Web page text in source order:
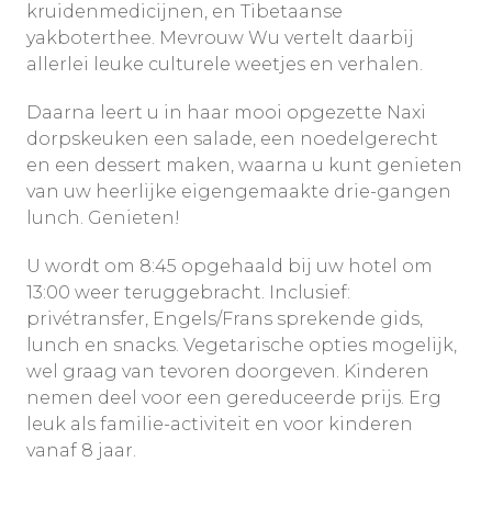
kruidenmedicijnen, en Tibetaanse
yakboterthee. Mevrouw Wu vertelt daarbij
allerlei leuke culturele weetjes en verhalen.
Daarna leert u in haar mooi opgezette Naxi
dorpskeuken een salade, een noedelgerecht
en een dessert maken, waarna u kunt genieten
van uw heerlijke eigengemaakte drie-gangen
lunch. Genieten!
U wordt om 8:45 opgehaald bij uw hotel om
13:00 weer teruggebracht. Inclusief:
privétransfer, Engels/Frans sprekende gids,
lunch en snacks. Vegetarische opties mogelijk,
wel graag van tevoren doorgeven. Kinderen
nemen deel voor een gereduceerde prijs. Erg
leuk als familie-activiteit en voor kinderen
vanaf 8 jaar.